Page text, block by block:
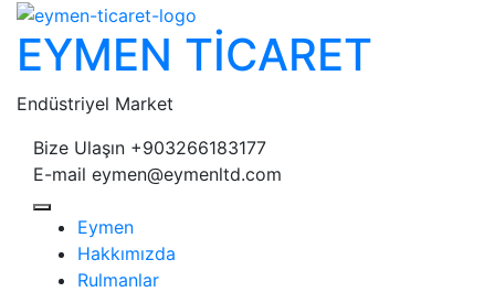
Skip
content
EYMEN TİCARET
Endüstriyel Market
Bize Ulaşın +903266183177
E-mail eymen@eymenltd.com
Open
Button
Eymen
Hakkımızda
Rulmanlar